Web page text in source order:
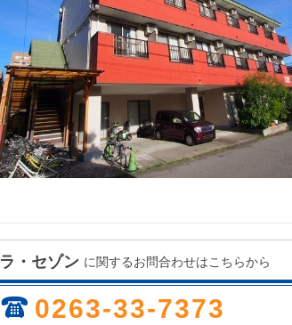
ラ・セゾン に関するお問合わせはこちらから
0263-33-7373